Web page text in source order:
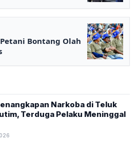
Bontang Olah
Narkoba di Teluk
Terduga Pelaku Meninggal